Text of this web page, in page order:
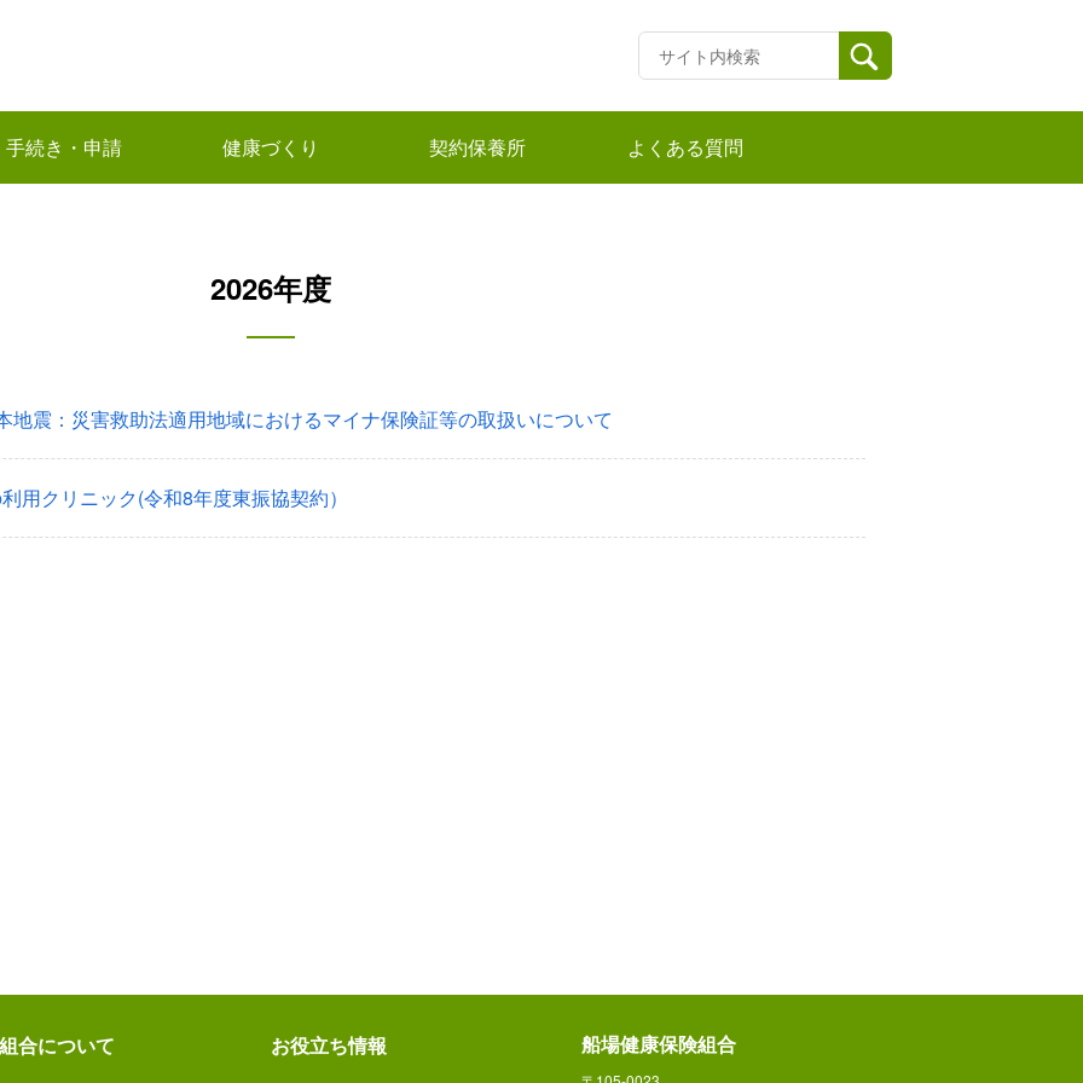
手続き・申請 健康づくり 契約保養所 よくある質問
2026年度
地震：災害救助法適用地域におけるマイナ保険証等の取扱いについて
用クリニック(令和8年度東振協契約）
合について お役立ち情報 船場健康保険組合